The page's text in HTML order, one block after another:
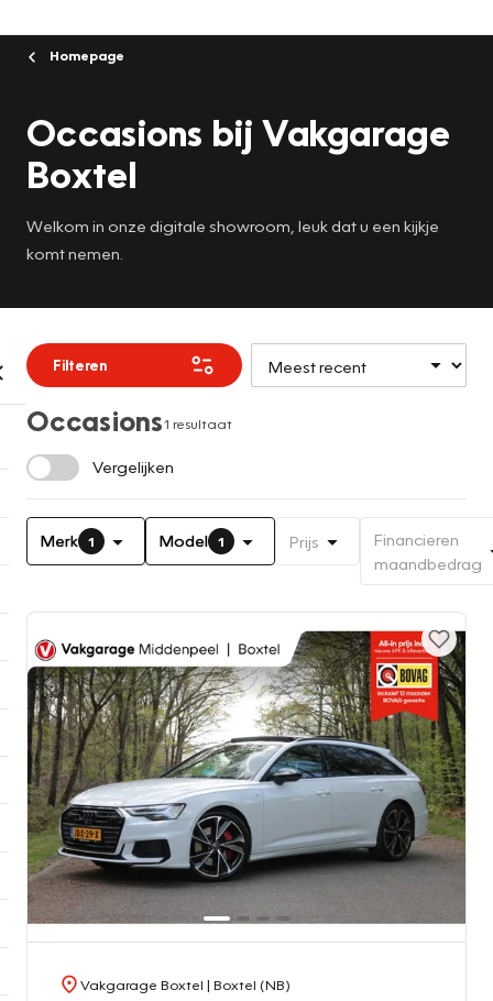
Homepage
Occasions bij Vakgarage
Boxtel
Welkom in onze digitale showroom, leuk dat u een kijkje
komt nemen.
Filteren
Occasions1 resultaat
Vergelijken
Merk 1 Model 1 Prijs
Financieren
maandbedrag
Vakgarage Boxtel | Boxtel (NB)